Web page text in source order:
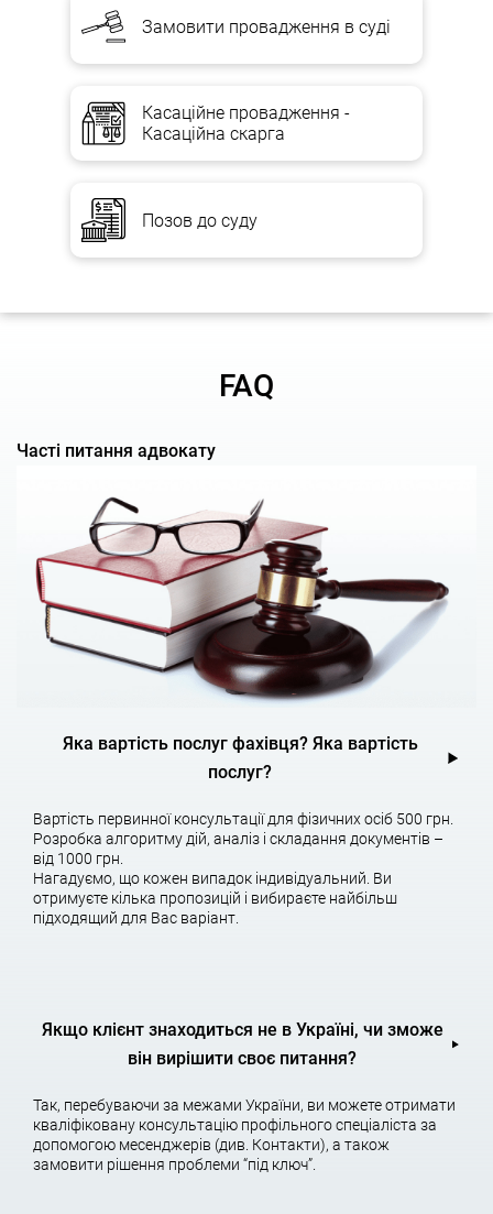
Наші послуги
Аналіз ситуації та розробка правового висновку про
Допомога в зборі доказів і документів, підготовці позовів
про початок цивільного спору і подачі їх до суду.
Оскарження рішень суду до апеляційних, касаційних та
Сприяння виконанню судових рішень.
спорів.
Категорії цивільних спорів
Цивільні спори нападають на кілька категорій залежно від
того, до якої категорії права вони потрапляють:
входять всі розлучення, спори про поділ спільно набутого
майна, спори, пов’язані з дітьми (в тому числі позбавлення
батьківських прав або визначення порядку спілкування з
Житлові спори;
Пов’язані з правами громадян на володіння та користування
нерухомим майном. До цієї категорії спорів відносяться всі
справи, що стосуються оренди, купівлі-продажу нерухомості,
Пожахливі спори;
питання оскарження воісьмох, відновлення строків
спадкування тощо.
Земельні спори;
Замовити провадження в суді
Касаційне провадження -
Касаційна скарга
Позов до суду
FAQ
Часті питання адвокату
Яка вартість послуг фахівця? Яка вартість
послуг?
Вартість первинної консультації для фізичних осіб 500 грн.
Розробка алгоритму дій, аналіз і складання документів –
від 1000 грн.
Нагадуємо, що кожен випадок індивідуальний. Ви
отримуєте кілька пропозицій і вибираєте найбільш
підходящий для Вас варіант.
Якщо клієнт знаходиться не в Україні, чи зможе
він вирішити своє питання?
Так, перебуваючи за межами України, ви можете отримати
кваліфіковану консультацію профільного спеціаліста за
допомогою месенджерів (див. Контакти), а також
замовити рішення проблеми “під ключ”.